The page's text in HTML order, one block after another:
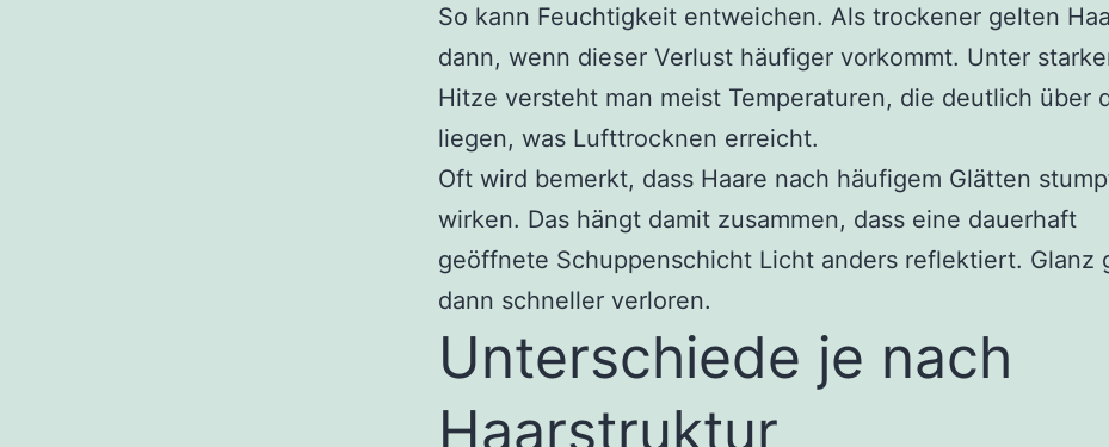
So kann Feuchtigkeit entweichen. Als trockener gelten
dann, wenn dieser Verlust häufiger vorkommt. Unter
Hitze versteht man meist Temperaturen, die deutlich über
liegen, was Lufttrocknen erreicht.
Oft wird bemerkt, dass Haare nach häufigem Glätten
wirken. Das hängt damit zusammen, dass eine dauerhaft
geöffnete Schuppenschicht Licht anders reflektiert. Glanz
dann schneller verloren.
Unterschiede je nach
Haarstruktur